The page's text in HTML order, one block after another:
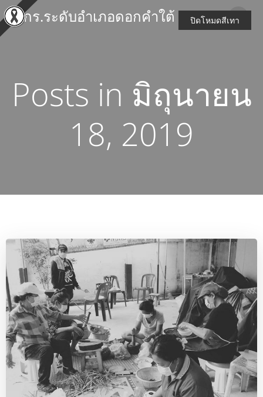
to
สกร.ระดับอำเภอดอกคำใต้
Posts in มิถุนายน
18, 2019
ปิดโหมดสีเทา